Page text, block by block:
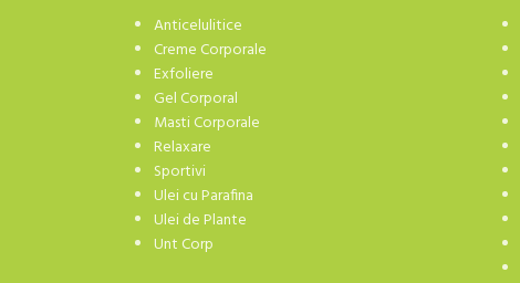
Anticelulitice
Creme Corporale
Exfoliere
Gel Corporal
Masti Corporale
Relaxare
Sportivi
Ulei cu Parafina
Ulei de Plante
Unt Corp